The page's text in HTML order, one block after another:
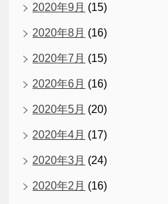
2020年9月 (15)
2020年8月 (16)
2020年7月 (15)
2020年6月 (16)
2020年5月 (20)
2020年4月 (17)
2020年3月 (24)
2020年2月 (16)